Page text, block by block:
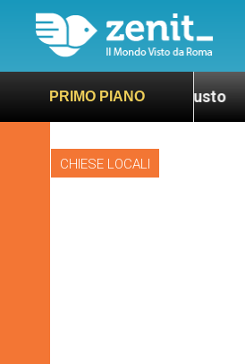
PRIMO PIANO
più sano e giusto
CHIESE LOCALI